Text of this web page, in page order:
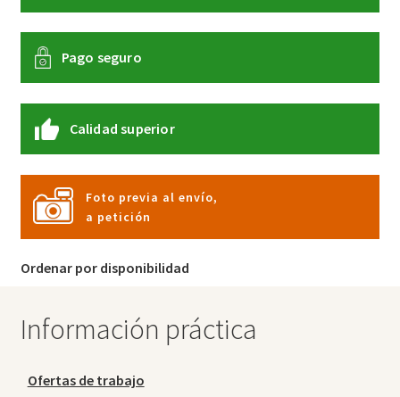
Pago seguro
Calidad superior
Foto previa al envío,
a petición
Ordenar por disponibilidad
Información práctica
Ofertas de trabajo